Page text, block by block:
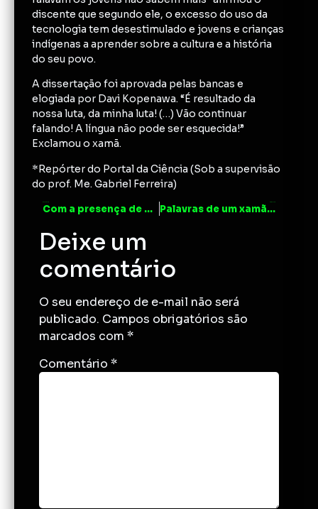
discente que segundo ele, o excesso do uso da
tecnologia tem desestimulado e jovens e crianças
indígenas a aprender sobre a cultura e a história
do seu povo.
A dissertação foi aprovada pelas bancas e
elogiada por Davi Kopenawa. “É resultado da
nossa luta, da minha luta! (…) Vão continuar
falando! A língua não pode ser esquecida!”
Exclamou o xamã.
*Repórter do Portal da Ciência (Sob a supervisão
do prof. Me. Gabriel Ferreira)
Com a presença de Davi Kopenawa, PPGSCA/UFAM realiza ação acadêmica inédita Palavras de um xamã Yanomami
Deixe um
comentário
O seu endereço de e-mail não será
publicado. Campos obrigatórios são
marcados com *
Comentário *